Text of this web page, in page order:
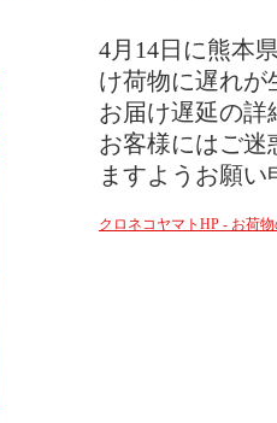
4月14日に熊本
け荷物に遅れが
お届け遅延の
お客様にはご
ますようお願
クロネコヤマトHP - お荷